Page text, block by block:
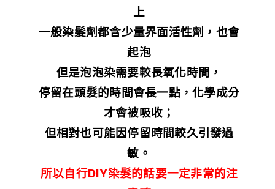
上
一般染髮劑都含少量界面活性劑，也會
起泡
但是泡泡染需要較長氧化時間，
停留在頭髮的時間會長一點，化學成分
才會被吸收；
但相對也可能因停留時間較久引發過
敏。
所以自行DIY染髮的話要一定非常的注